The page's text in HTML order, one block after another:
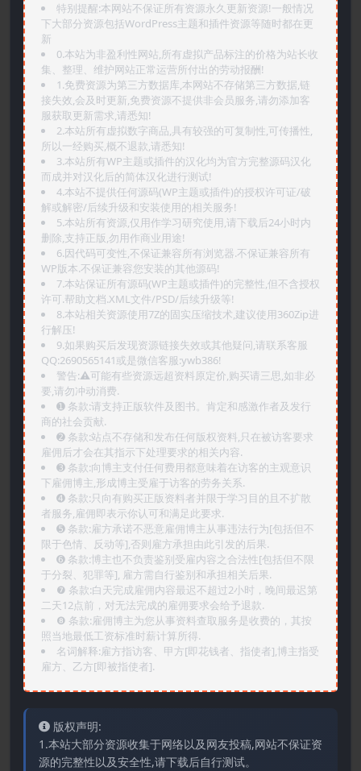
特别提醒:本网站不保证所有资源永久更新资源!一般情况
下大部分资源包括WordPress主题和插件资源等随时都在更
新
0.本站为非盈利性网站,所有虚拟产品标注的价格为站长收
集、整理、维护网站正常运营所付出的劳动报酬!
1.免费资源为第三方数据库,本网站不存储第三方数据,链
接失效,会及时更新,免费资源不提供非会员服务,请勿添加客
服获取更新需求,请悉知!
2.本站所有虚拟数字商品,具有较强的可复制性,可传播性,
所以一经购买,概不退款,请悉知!
3.本站所有WP主题或插件的汉化均为官方完整源码汉化
而成并对汉化后的简体汉化进行测试!
4.本站不提供任何源码(WP主题或插件)的授权许可证/破
解或解密/后续升级和安装使用的相关服务!
5.本站所有资源,仅用作学习研究使用,请下载后24小时内
删除,支持正版,勿用作商业用途!
6.因代码可变性,不保证兼容所有浏览器.不保证兼容所有
WP版本.不保证兼容您安装的其他源码!
7.本站保证所有源码(WP主题或插件)的完整性,但不含授权
许可.帮助文档.XML文件/PSD/后续升级等!
8.本站相关资源使用7Z的固实压缩技术,建议使用360Zip进
行解压!
9.如果购买后发现资源链接失效或其他疑问,请联系客服
QQ:2690565141或是微信客服:ywb386!
警告:⚠️可能有些资源远超资料原定价,购买请三思,如非必
要,请勿冲动消费.
➊️ 条款:请支持正版软件及图书。肯定和感激作者及发行
商的社会贡献.
➋️ 条款:站点不存储和发布任何版权资料,只在被访客要求
雇佣后才会在其指示下处理要求的相关内容.
➌️ 条款:向博主支付任何费用都意味着在访客的主观意识
下雇佣博主,形成博主受雇于访客的劳务关系.
➍️ 条款:只向有购买正版资料者并限于学习目的且不扩散
者服务,雇佣即表示你认可和满足此要求.
➎ 条款:雇方承诺不恶意雇佣博主从事违法行为[包括但不
限于色情、反动等],否则雇方承担由此引发的后果.
➏️ 条款:博主也不负责鉴别受雇内容之合法性[包括但不限
于分裂、犯罪等], 雇方需自行鉴别和承担相关后果.
❼ 条款:白天完成雇佣内容最迟不超过2小时，晚间最迟第
二天12点前，对无法完成的雇佣要求会给予退款.
❽ 条款:雇佣博主为您从事资料查取服务是收费的，其按
照当地最低工资标准时薪计算所得.
名词解释:雇方指访客、甲方[即花钱者、指使者],博主指受
雇方、乙方[即被指使者].
版权声明:
1.本站大部分资源收集于网络以及网友投稿,网站不保证资
源的完整性以及安全性,请下载后自行测试。